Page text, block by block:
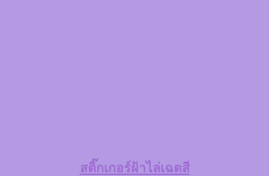
สติ๊กเกอร์ฝ้าไล่เฉดสี